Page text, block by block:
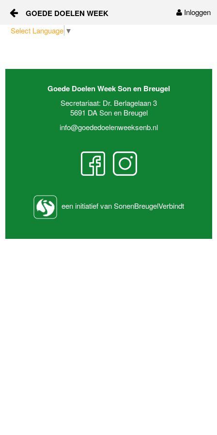
Naar content
Inloggen
GOEDE DOELEN WEEK
Over ons
Sponsors
Goede Doelen Week Son en Breugel
Secretariaat: Dr. Berlagelaan 3
5691 DA Son en Breugel
info@goededoelenweeksenb.nl
een initiatief van SonenBreugelVerbindt
Select Language ▼